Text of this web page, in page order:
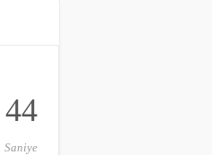
43
Saniye